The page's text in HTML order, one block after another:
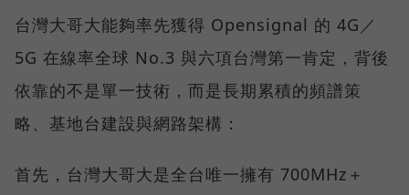
台灣大哥大能夠率先獲得 Opensignal 的 4G／
5G 在線率全球 No.3 與六項台灣第一肯定，背後
依靠的不是單一技術，而是長期累積的頻譜策
略、基地台建設與網路架構：
首先，台灣大哥大是全台唯一擁有 700MHz＋